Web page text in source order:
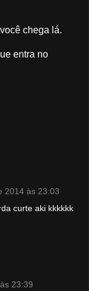
chega lá.
entra no
2014 às 23:03
curte aki kkkkkk
23:39